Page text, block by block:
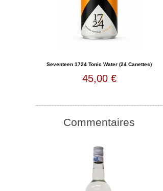
Seventeen 1724 Tonic Water (24 Canettes)
45,00 €
Commentaires